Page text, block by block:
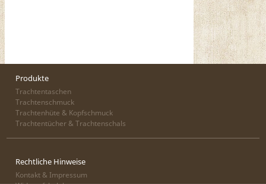
Produkte
Trachtentaschen
Trachtenschmuck
Trachtenhüte & Kopfschmuck
Trachtentücher & Trachtenschals
Rechtliche Hinweise
Kontakt & Impressum